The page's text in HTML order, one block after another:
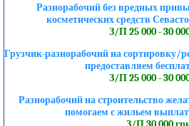
Разнорабочий без вредных
косметических средств
З/П 25 000 - 30
Грузчик-разнорабочий на сортировку/
предоставляем
З/П 25 000 - 30
Разнорабочий на строительство
помогаем с жильем